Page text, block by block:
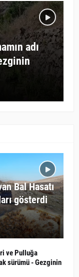
adı
Bal Hasatı
gösterdi
ve Pulluğa
sürümü - Gezginin